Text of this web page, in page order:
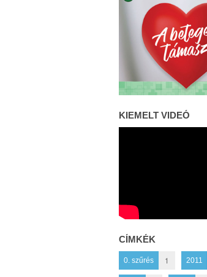
KIEMELT VIDEÓ
CÍMKÉK
0. szűrés 1 2011